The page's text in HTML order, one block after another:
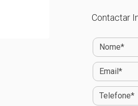
Contactar